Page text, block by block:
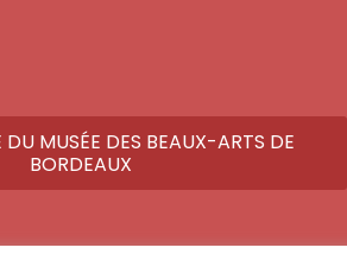
DU MUSÉE DES BEAUX-ARTS DE
BORDEAUX